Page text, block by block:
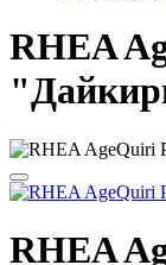
RHEA
RHEA